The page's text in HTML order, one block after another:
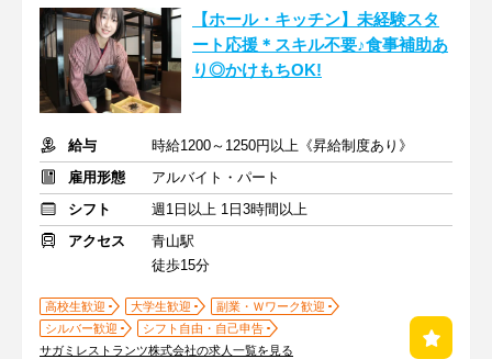
【ホール・キッチン】未経験スタ
ート応援＊スキル不要♪食事補助あ
り◎かけもちOK!
給与
時給1200～1250円以上《昇給制度あり》
雇用形態
アルバイト・パート
シフト
週1日以上 1日3時間以上
アクセス
青山駅
徒歩15分
高校生歓迎 大学生歓迎
副業・Ｗワーク歓迎
シルバー歓迎
シフト自由・自己申告
サガミレストランツ株式会社の求人一覧を見る